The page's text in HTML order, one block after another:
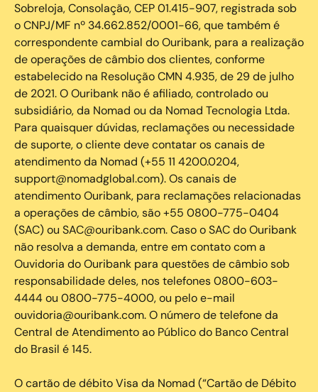
Sobreloja, Consolação, CEP 01.415-907, registrada sob
o CNPJ/MF nº 34.662.852/0001-66, que também é
correspondente cambial do Ouribank, para a realização
de operações de câmbio dos clientes, conforme
estabelecido na Resolução CMN 4.935, de 29 de julho
de 2021. O Ouribank não é afiliado, controlado ou
subsidiário, da Nomad ou da Nomad Tecnologia Ltda.
Para quaisquer dúvidas, reclamações ou necessidade
de suporte, o cliente deve contatar os canais de
atendimento da Nomad (+55 11 4200.0204,
support@nomadglobal.com). Os canais de
atendimento Ouribank, para reclamações relacionadas
a operações de câmbio, são +55 0800-775-0404
(SAC) ou SAC@ouribank.com. Caso o SAC do Ouribank
não resolva a demanda, entre em contato com a
Ouvidoria do Ouribank para questões de câmbio sob
responsabilidade deles, nos telefones 0800-603-
4444 ou 0800-775-4000, ou pelo e-mail
ouvidoria@ouribank.com. O número de telefone da
Central de Atendimento ao Público do Banco Central
do Brasil é 145.
O cartão de débito Visa da Nomad (“Cartão de Débito